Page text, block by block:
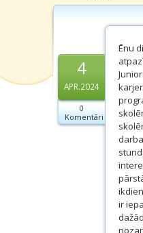
Grupiņas
Kontakti
Dokumenti
Projekti
4
APR.2024
0
Komentāri
Ēnu
ir